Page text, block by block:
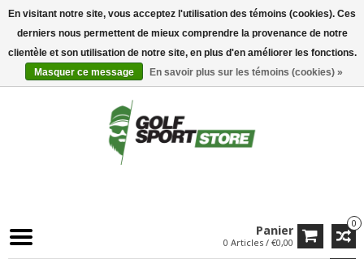
0
Panier
0 Articles / €0,00
En visitant notre site, vous acceptez l'utilisation des témoins (cookies). Ces
derniers nous permettent de mieux comprendre la provenance de notre
clientèle et son utilisation de notre site, en plus d'en améliorer les fonctions.
Masquer ce message
En savoir plus sur les témoins (cookies) »